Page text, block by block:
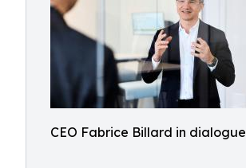
CEO Fabrice Billard in dialogue